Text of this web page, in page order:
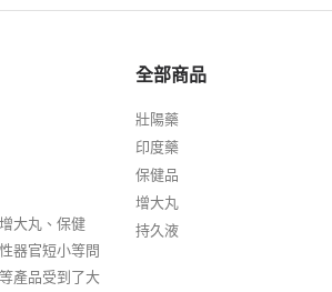
大丸、保健
器官短小等問
產品受到了大
全部商品
壯陽藥
印度藥
保健品
增大丸
持久液